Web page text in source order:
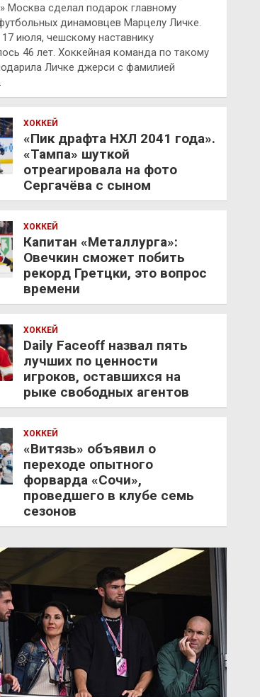
Москва сделал подарок главному
динамовцев Марцелу Личке.
июля, чешскому наставнику
46 лет. Хоккейная команда по такому
Личке джерси с фамилией
ХОККЕЙ
«Пик драфта НХЛ 2041 года».
«Тампа» шуткой
отреагировала на фото
Сергачёва с сыном
ХОККЕЙ
Капитан «Металлурга»:
Овечкин сможет побить
рекорд Гретцки, это вопрос
времени
ХОККЕЙ
Daily Faceoff назвал пять
лучших по ценности
игроков, оставшихся на
рыке свободных агентов
ХОККЕЙ
«Витязь» объявил о
переходе опытного
форварда «Сочи»,
проведшего в клубе семь
сезонов